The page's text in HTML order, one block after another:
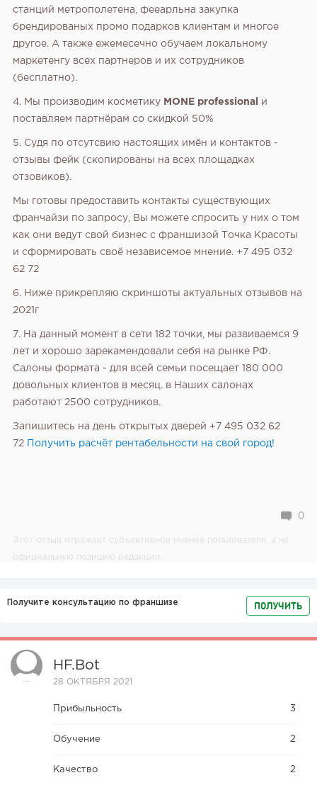
станций метрополетена, фееарльна закупка
брендированых промо подарков клиентам и многое
другое. А также ежемесечно обучаем локальному
маркетенгу всех партнеров и их сотрудников
(бесплатно).
4. Мы производим косметику MONE professional и
поставляем партнёрам со скидкой 50%
5. Судя по отсутсвию настоящих имён и контактов -
отзывы фейк (скопированы на всех площадках
отзовиков).
Мы готовы предоставить контакты существующих
франчайзи по запросу, Вы можете спросить у них о том
как они ведут свой бизнес с франшизой Точка Красоты
и сформировать своё независемое мнение. +7 495 032
62 72
6. Ниже прикрепляю скриншоты актуальных отзывов на
2021г
7. На данный момент в сети 182 точки, мы развиваемся 9
лет и хорошо зарекамендовали себя на рынке РФ.
Салоны формата - для всей семьи посещает 180 000
довольных клиентов в месяц. в Наших салонах
работают 2500 сотрудников.
Запишитесь на день открытых дверей +7 495 032 62
72
Получить расчёт рентабельности на свой город!
0
Этот отзыв отражает субъективное мнение пользователя, а не
официальную позицию редакции.
Получите консультацию по франшизе ПОЛУЧИТЬ
HF.bot
28 ОКТЯБРЯ 2021
Прибыльность 3
Обучение 2
Качество 2